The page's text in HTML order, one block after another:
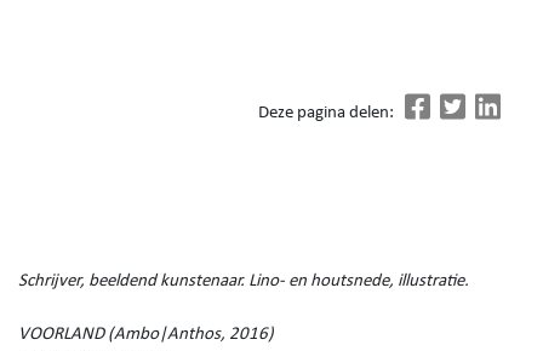
Deze pagina delen:
Schrijver, beeldend kunstenaar. Lino- en houtsnede, illustratie.
VOORLAND (Ambo|Anthos, 2016)